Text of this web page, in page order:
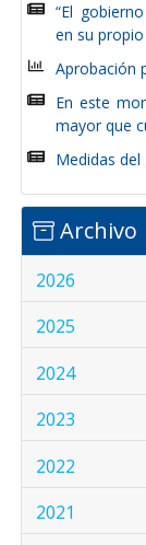
“El
en su
Aprobación
En este
mayor que
Medidas
Archivo
2026
2025
2024
2023
2022
2021